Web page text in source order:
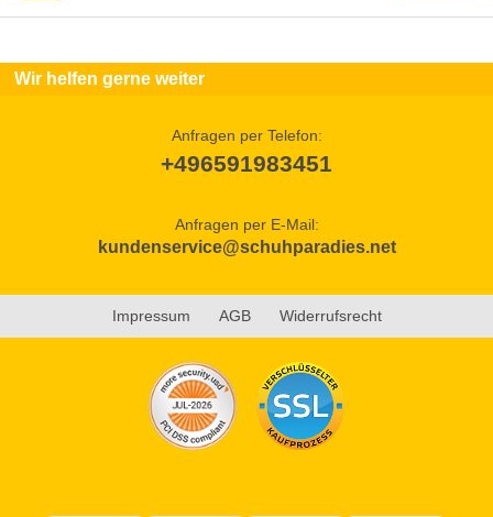
Wir helfen gerne weiter
Anfragen per Telefon:
+496591983451
Anfragen per E-Mail:
kundenservice@schuhparadies.net
Impressum AGB Widerrufsrecht